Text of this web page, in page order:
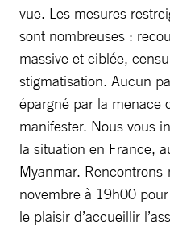
vue. Les mesures
sont nombreuses :
massive et ciblée,
stigmatisation. Aucun
épargné par la menace
manifester. Nous vous
la situation en France,
Myanmar.
novembre à 19h00
le plaisir d’accueillir